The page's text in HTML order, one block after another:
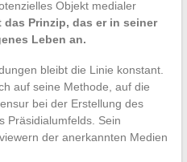
Objekt medialer
das Prinzip, das er in seiner
Leben an.
bleibt die Linie konstant.
auf seine Methode, auf die
bei der Erstellung des
Präsidialumfelds. Sein
der anerkannten Medien